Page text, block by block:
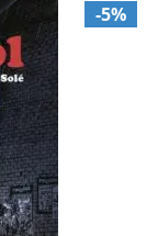
-5%